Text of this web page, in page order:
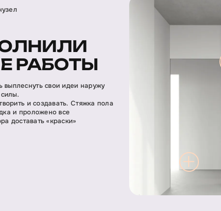
РАБОТЫ
свои идеи наружу
и создавать. Стяжка пола
и проложено все
доставать «краски»